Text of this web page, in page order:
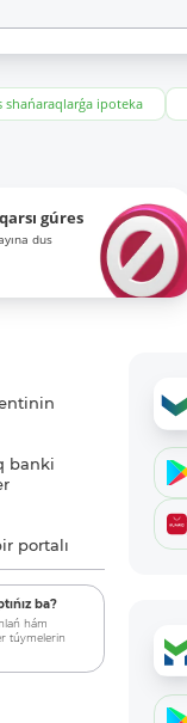
shańaraqlarǵa ipoteka
gúres
dus
banki
portalı
ba?
hám
túymelerin